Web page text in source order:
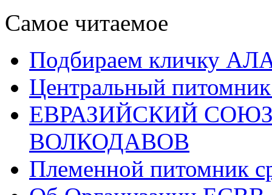
Самое читаемое
Подбираем кличку
Центральный
ЕВРАЗИЙСКИЙ
ВОЛКОДАВОВ
Племенной питомник